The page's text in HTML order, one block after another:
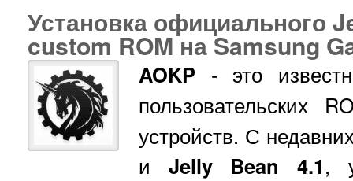
Установка официального
custom ROM на Samsung
AOKP - это
пользовательских
устройств. С
и Jelly Bean 4.1,